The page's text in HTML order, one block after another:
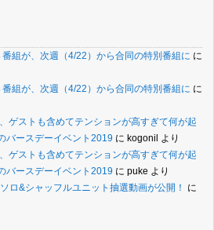
組が、次週（4/22）から合同の特別番組に に
組が、次週（4/22）から合同の特別番組に に
ゲストも含めてテンションが高すぎて何が起
バースデーイベント2019 に kogonil より
ゲストも含めてテンションが高すぎて何が起
バースデーイベント2019 に puke より
ロ&シャッフルユニット抽選動画が公開！
に